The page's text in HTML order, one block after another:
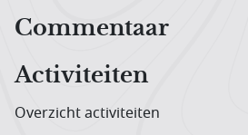
Hoofdnavigatiemenu
Commentaar
Activiteiten
Overzicht activiteiten